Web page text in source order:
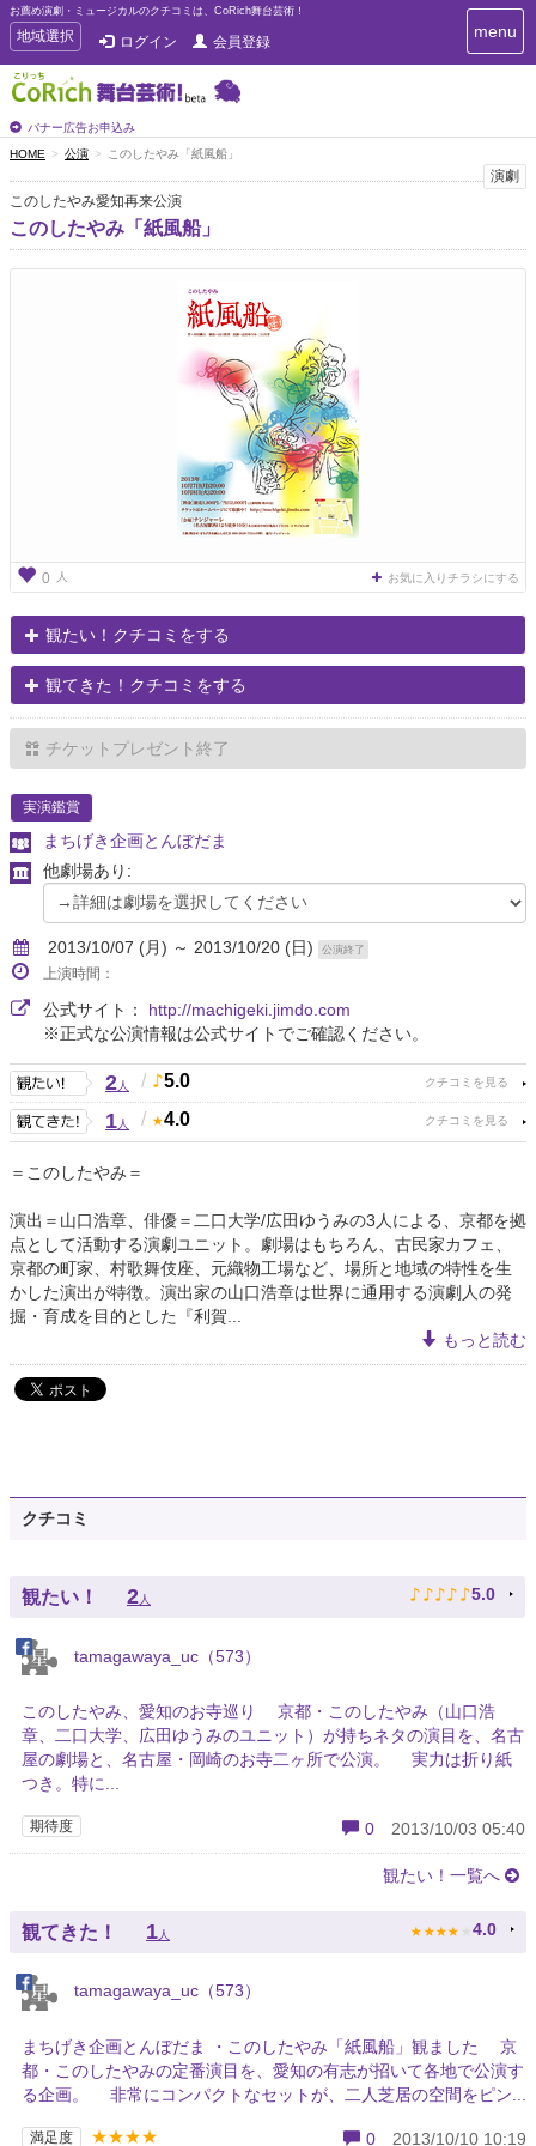
お薦め演劇・ミュージカルのクチコミは、CoRich舞台芸術！
T
o
g
g
e
n
a
v
i
g
地域選択 ログイン 会員登録
バナー広告お申込み
T
o
i
g
menu
HOME 公演 このしたやみ「紙風船」
演劇
このしたやみ愛知再来公演
このしたやみ「紙風船」
0 人 お気に入りチラシにする
観たい！クチコミをする
観てきた！クチコミをする
チケットプレゼント終了
実演鑑賞
まちげき企画とんぼだま
他劇場あり:
2013/10/07 (月) ～ 2013/10/20 (日) 公演終了
上演時間：
公式サイト： http://machigeki.jimdo.com
※正式な公演情報は公式サイトでご確認ください。
2人 / 5.0
1人 / 4.0
＝このしたやみ＝
演出＝山口浩章、俳優＝二口大学/広田ゆうみの3人による、京都を拠
点として活動する演劇ユニット。劇場はもちろん、古民家カフェ、
京都の町家、村歌舞伎座、元織物工場など、場所と地域の特性を生
かした演出が特徴。演出家の山口浩章は世界に通用する演劇人の発
掘・育成を目的とした『利賀...
もっと読む
クチコミ
観たい！ 2 人 ♪ ♪ ♪ ♪ ♪ 5.0
tamagawaya_uc（573）
このしたやみ、愛知のお寺巡り 京都・このしたやみ（山口浩
章、二口大学、広田ゆうみのユニット）が持ちネタの演目を、名古
屋の劇場と、名古屋・岡崎のお寺二ヶ所で公演。 実力は折り紙
つき。特に...
期待度 0 2013/10/03 05:40
観たい！一覧へ
観てきた！ 1 人 ★ ★ ★ ★ ★ 4.0
tamagawaya_uc（573）
まちげき企画とんぼだま ・このしたやみ「紙風船」観ました 京
都・このしたやみの定番演目を、愛知の有志が招いて各地で公演す
る企画。 非常にコンパクトなセットが、二人芝居の空間をピン...
満足度 ★★★★ 0 2013/10/10 10:19